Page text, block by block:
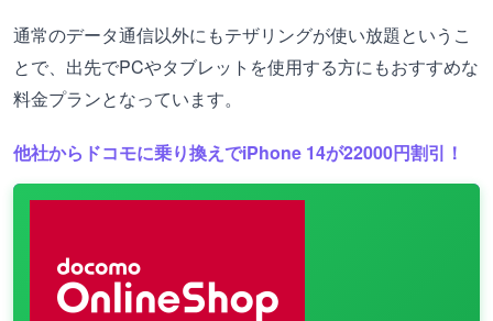
通常のデータ通信以外にもテザリングが使い放題というこ
とで、出先でPCやタブレットを使用する方にもおすすめな
料金プランとなっています。
他社からドコモに乗り換えでiPhone 14が22000円割引！